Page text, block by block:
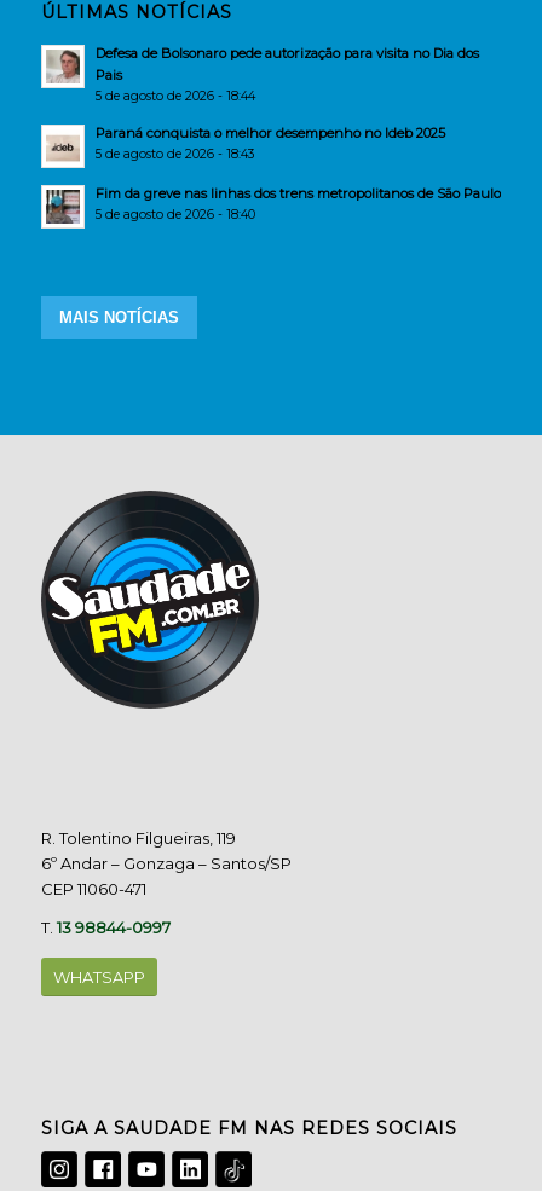
ÚLTIMAS NOTÍCIAS
Defesa de Bolsonaro pede autorização para visita no Dia dos
Pais
5 de agosto de 2026 - 18:44
Paraná conquista o melhor desempenho no Ideb 2025
5 de agosto de 2026 - 18:43
Fim da greve nas linhas dos trens metropolitanos de São Paulo
5 de agosto de 2026 - 18:40
MAIS NOTÍCIAS
R. Tolentino Filgueiras, 119
6º Andar – Gonzaga – Santos/SP
CEP 11060-471
T.13 98844-0997
WHATSAPP
SIGA A SAUDADE FM NAS REDES SOCIAIS